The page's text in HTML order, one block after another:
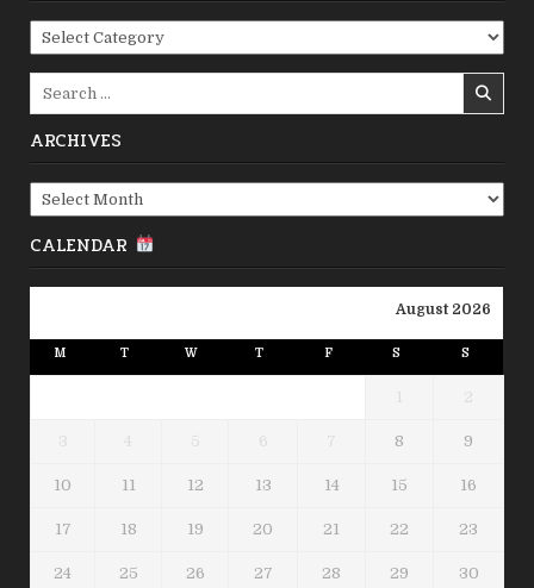
Categories
ARCHIVES
Archives
CALENDAR
August 2026
M T W T F S S
1 2
3 4 5 6 7 8 9
10 11 12 13 14 15 16
17 18 19 20 21 22 23
24 25 26 27 28 29 30